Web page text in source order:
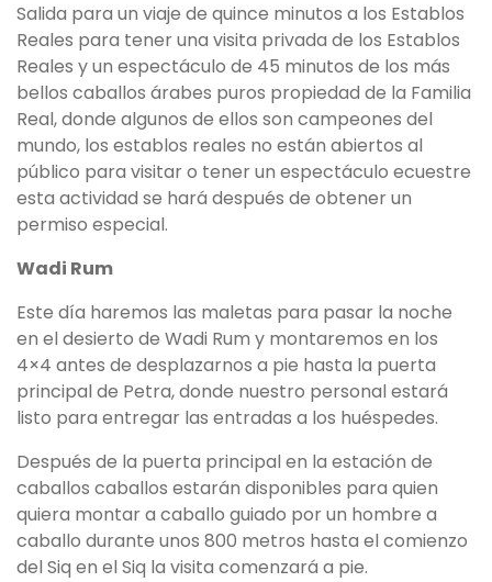
Salida para un viaje de quince minutos a los Establos
Reales para tener una visita privada de los Establos
Reales y un espectáculo de 45 minutos de los más
bellos caballos árabes puros propiedad de la Familia
Real, donde algunos de ellos son campeones del
mundo, los establos reales no están abiertos al
público para visitar o tener un espectáculo ecuestre
esta actividad se hará después de obtener un
permiso especial.
Wadi Rum
Este día haremos las maletas para pasar la noche
en el desierto de Wadi Rum y montaremos en los
4×4 antes de desplazarnos a pie hasta la puerta
principal de Petra, donde nuestro personal estará
listo para entregar las entradas a los huéspedes.
Después de la puerta principal en la estación de
caballos caballos estarán disponibles para quien
quiera montar a caballo guiado por un hombre a
caballo durante unos 800 metros hasta el comienzo
del Siq en el Siq la visita comenzará a pie.